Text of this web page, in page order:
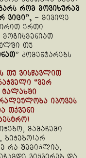
რომ მოვიხურავ
ვიცი”, – მივიღე
ერთი
თუ
” კომენტარებს
თუ ვისწავლით
“ვერ
ტალახში
იპოვეს
თქვენი
მამაჩემი
ბიჭებო!არ
რა შემიძლია,